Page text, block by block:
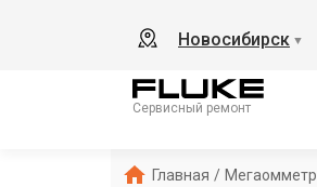
Новосибирск ▼
Сервисный ремонт
Главная / Мегаомметр